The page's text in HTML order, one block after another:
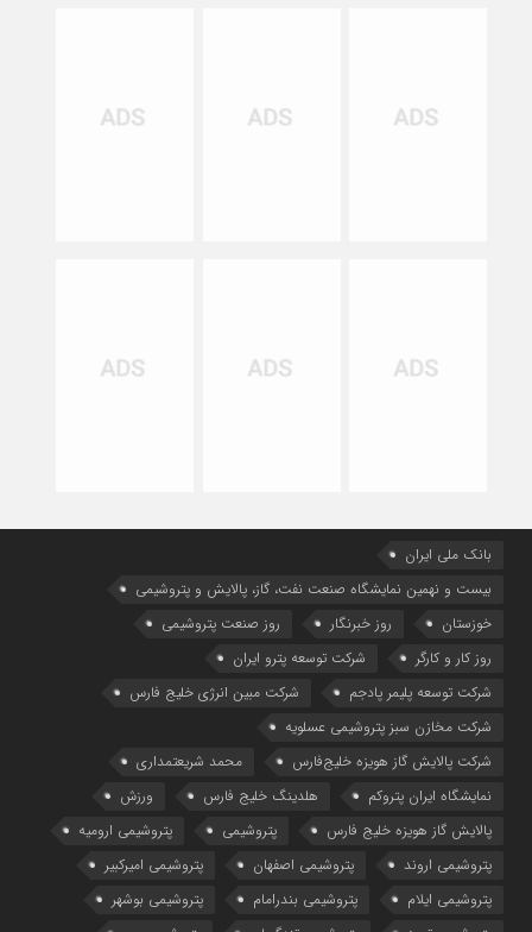
بانک ملی ایران
بیست و نهمین نمایشگاه صنعت نفت، گاز، پالایش و پتروشیمی
خوزستان
روز خبرنگار
روز صنعت پتروشیمی
روز کار و کارگر
شركت توسعه پترو ایران
شرکت توسعه پلیمر پادجم
شرکت مبین انرژی خلیج فارس
شرکت مخازن سبز پتروشیمی عسلویه
شرکت پالایش گاز هویزه خلیج‌فارس
محمد شریعتمداری
نمایشگاه ایران پتروکم
هلدینگ خلیج فارس
ورزش
پالایش گاز هویزه خلیج فارس
پتروشیمی
پتروشیمی ارومیه
پتروشیمی اروند
پتروشیمی اصفهان
پتروشیمی امیرکبیر
پتروشیمی ایلام
پتروشیمی بندرامام
پتروشیمی بوشهر